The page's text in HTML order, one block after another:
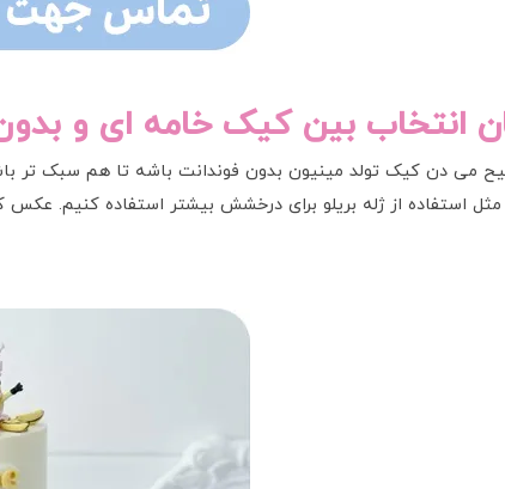
انتخاب بین کیک خامه ای و
می دن کیک تولد مینیون بدون فوندانت باشه تا هم سبک تر
استفاده از ژله بریلو برای درخشش بیشتر استفاده کنیم.